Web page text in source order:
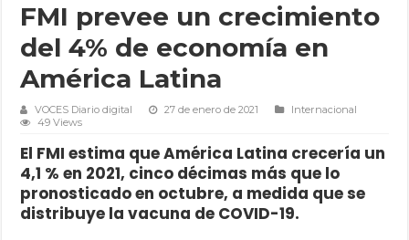
FMI prevee un crecimiento
del 4% de economía en
América Latina
VOCES Diario digital 27 de enero de 2021
Internacional
49 Views
El FMI estima que América Latina crecería un
4,1 % en 2021, cinco décimas más que lo
pronosticado en octubre, a medida que se
distribuye la vacuna de COVID-19.